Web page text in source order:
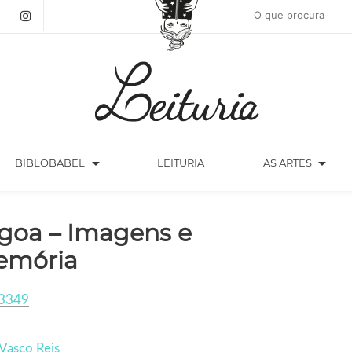
BIBLOBABEL arrow_drop_down LEITURIA AS ARTES arrow_drop_down
– Imagens e
Reis